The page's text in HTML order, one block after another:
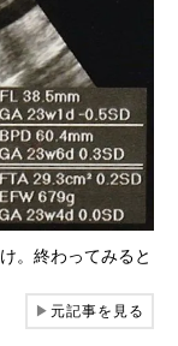
。終わってみると
▶元記事を見る